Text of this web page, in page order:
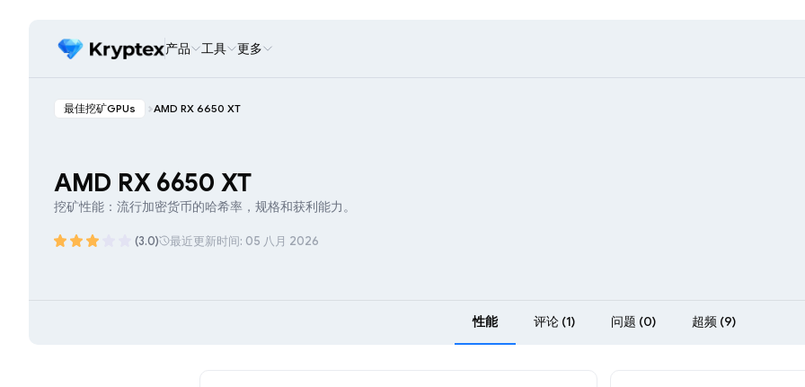
产品 工具 更多
最佳挖矿GPUs AMD RX 6650 XT
AMD RX 6650 XT
挖矿性能：流行加密货币的哈希率，规格和获利能力。
(3.0) 最近更新时间: 05 八月 2026
性能 评论 (1) 问题 (0) 超频 (9)